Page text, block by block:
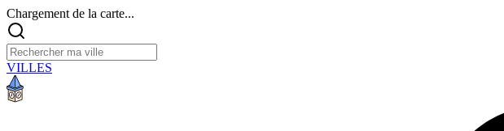
Chargement de la carte...
VILLES